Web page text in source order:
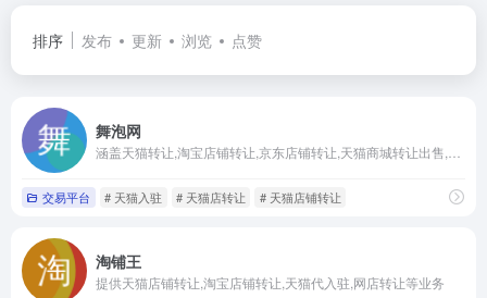
排序 发布 更新 浏览 点赞
舞泡网
交易平台 # 天猫入驻 # 天猫店转让 # 天猫店铺转让
淘铺王
提供天猫店铺转让,淘宝店铺转让,天猫代入驻,网店转让等业务